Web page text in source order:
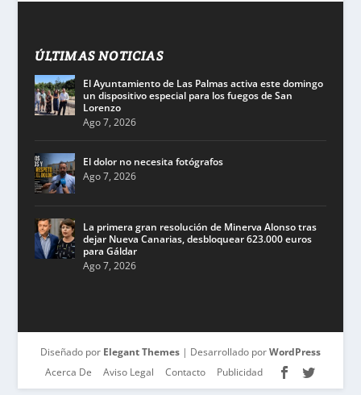
ÚLTIMAS NOTICIAS
El Ayuntamiento de Las Palmas activa este domingo
un dispositivo especial para los fuegos de San
Lorenzo
Ago 7, 2026
El dolor no necesita fotógrafos
Ago 7, 2026
La primera gran resolución de Minerva Alonso tras
dejar Nueva Canarias, desbloquear 623.000 euros
para Gáldar
Ago 7, 2026
Diseñado por Elegant Themes| Desarrollado porWordPress
Acerca De
Aviso Legal Contacto Publicidad